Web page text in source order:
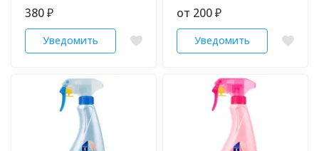
380₽
Уведомить
от 200₽
Уведомить